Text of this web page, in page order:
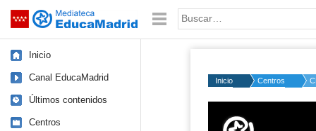
Saltar navegación Palabra o frase:
Inicio
Canal EducaMadrid
Últimos contenidos
Centros
Inicio Centros
50%